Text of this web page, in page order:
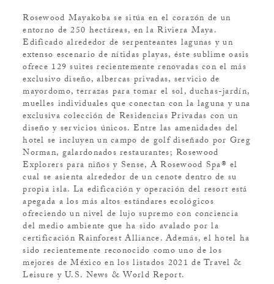
Rosewood Mayakoba se sitúa en el corazón de un
entorno de 250 hectáreas, en la Riviera Maya.
Edificado alrededor de serpenteantes lagunas y un
extenso escenario de nítidas playas, éste sublime oasis
ofrece 129 suites recientemente renovadas con el más
exclusivo diseño, albercas privadas, servicio de
mayordomo, terrazas para tomar el sol, duchas-jardín,
muelles individuales que conectan con la laguna y una
exclusiva colección de Residencias Privadas con un
diseño y servicios únicos. Entre las amenidades del
hotel se incluyen un campo de golf diseñado por Greg
Norman, galardonados restaurantes; Rosewood
Explorers para niños y Sense, A Rosewood Spa® el
cual se asienta alrededor de un cenote dentro de su
propia isla. La edificación y operación del resort está
apegada a los más altos estándares ecológicos
ofreciendo un nivel de lujo supremo con conciencia
del medio ambiente que ha sido avalado por la
certificación Rainforest Alliance. Además, el hotel ha
sido recientemente reconocido como uno de los
mejores de México en los listados 2021 de Travel &
Leisure y U.S. News & World Report.